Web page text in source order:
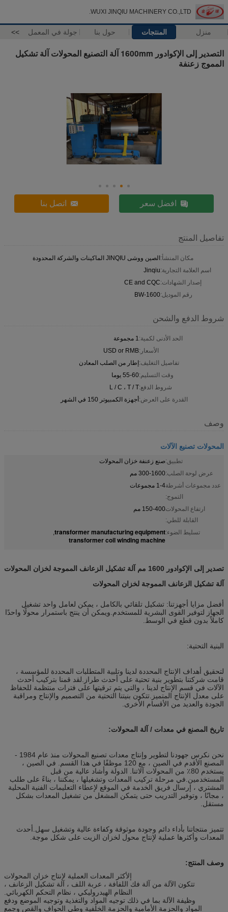
WUXI JINQIU MACHINERY CO.,LTD.
منزل المنتجات حول بنا جولة في المعمل >>
التصدير إلى الإكوادور 1600mm آلة التصنيع المحولات آلة تشكيل
المموج زعنفة
افضل سعر اتصل بنا
تفاصيل المنتج
مكان المنشأ:الصين ووشى JINQIU الماكينات والشركة المحدودة
اسم العلامة التجارية:Jinqiu
إصدار الشهادات:CE and CQC
رقم الموديل:BW-1600
شروط الدفع والشحن
الحد الأدنى لكمية:1 مجموعة
الأسعار:USD or RMB
تفاصيل التغليف:إطار من الصلب المعادن
وقت التسليم:55-60 يوما
شروط الدفع:L / C ، T / T
القدرة على العرض:أجهزة الكمبيوتر 150 في الشهر
وصف
المحولات تصنيع الآلات
تطبيق:صنع زعنفة خزان المحولات
عرض لوحة الصلب:300-1600 مم
عدد مجموعات أشرطة
التموج:
1-4 مجموعات
ارتفاع المحولات
القابلة للطي:
150-400 مم
تسليط الضوء:transformer manufacturing equipment
,
transformer coil winding machine
تصدير إلى الإكوادور 1600 مم آلة تشكيل الزعانف المموجة لخزان المحولات
آلة تشكيل الزعانف المموجة لخزان المحولات
أفضل مزايا أجهزتنا: تشكيل تلقائي بالكامل ، يمكن لعامل واحد تشغيل
الجهاز لتوفير القوى البشرية للمستخدم.ويمكن أن ينتج باستمرار محولًا واحدًا
كاملاً بدون قطع في الوسط.
البنية التحتية:
لتحقيق أهداف الإنتاج المحددة لدينا وتلبية المتطلبات المحددة للمؤسسة ،
قامت شركتنا بتطوير بنية تحتية على أحدث طراز.لقد قمنا بتركيب أحدث
الآلات في قسم الإنتاج لدينا ، والتي يتم ترقيتها على فترات منتظمة للحفاظ
على معدل الإنتاج المتميز.تتكون بنيتنا التحتية من التصميم والإنتاج ومراقبة
الجودة والعديد من الأقسام الأخرى.
تاريخ المصنع في معدات / آلة المحولات:
نحن نكرس جهودنا لتطوير وإنتاج معدات تصنيع المحولات منذ عام 1984 -
المصنع الأقدم في الصين ، مع 120 موظفًا في هذا القسم. في الصين ،
يستخدم 80٪ من المحولات آلاتنا. الدولة وأشاد عالية من قبل
المستخدمين.في مرحلة تركيب المعدات وتشغيلها ، يمكننا ، بناءً على طلب
المشتري ، إرسال فريق الخدمة في الموقع لإعطاء التعليمات الفنية المحلية
، مجانًا ، وتوفير التدريب حتى يتمكن المشغل من تشغيل المعدات بشكل
مستقل.
تتميز منتجاتنا بأداء دائم وجودة موثوقة وكفاءة عالية وتشغيل سهل.أحدث
المعدات وأكثرها عملية لإنتاج محول لخزان الزيت على شكل موجة.
وصف المنتج:
إلأكثر المعدات العملية لإنتاج خزان المحولات
تتكون الآلة من آلة فك اللفافة ، عربة اللف ، آلة تشكيل الزعانف ،
النظام الهيدروليكي ، نظام التحكم الكهربائي.
وظيفة الآلة بما في ذلك توجيه المواد والتغذية وتوجيه الموضع ودفع
المواد والحزمة الأمامية والحزمة الخلفية وطي الحواف والقص وجمع